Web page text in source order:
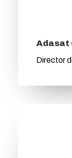
Adasat
Director